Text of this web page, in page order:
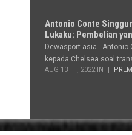
Antonio Conte
Lukaku: Pembelian
Dewasport.asia -
kepada Chelsea soal
AUG 13TH, 2022 IN